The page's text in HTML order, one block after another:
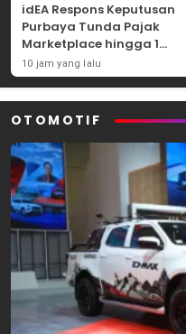
idEA Respons Keputusan
Purbaya Tunda Pajak
Marketplace hingga 1
November 2026
10 jam yang lalu
OTOMOTIF